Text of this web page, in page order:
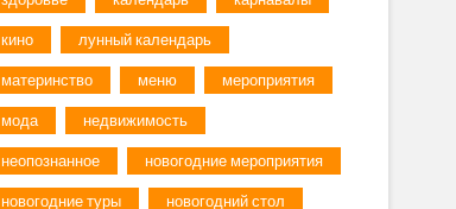
кино лунный календарь
материнство меню мероприятия
мода недвижимость
неопознанное новогодние мероприятия
новогодние туры новогодний стол